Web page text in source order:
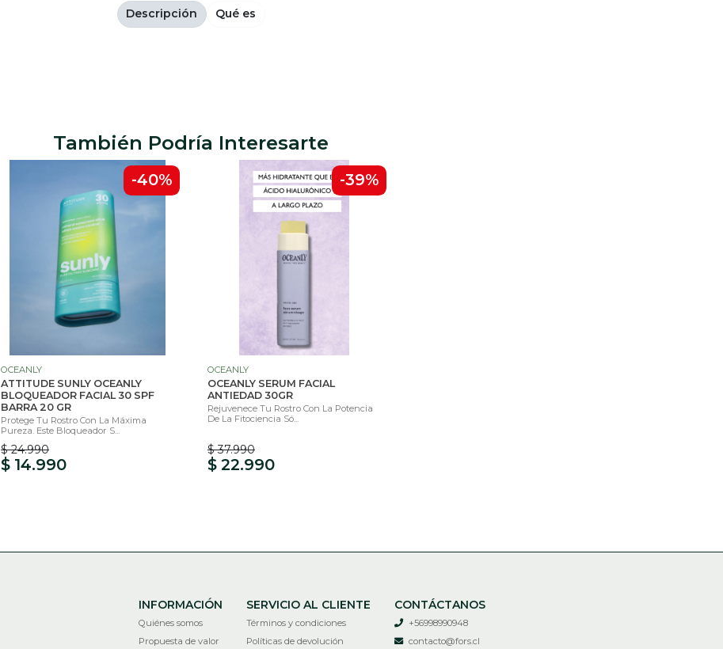
Descripción Qué es
También Podría Interesarte
-40%
OCEANLY
ATTITUDE SUNLY OCEANLY
BLOQUEADOR FACIAL 30 SPF
BARRA 20 GR
Protege Tu Rostro Con La Máxima
Pureza. Este Bloqueador S...
$ 24.990
$ 14.990
-39%
OCEANLY
OCEANLY SERUM FACIAL
ANTIEDAD 30GR
Rejuvenece Tu Rostro Con La Potencia
De La Fitociencia Só...
$ 37.990
$ 22.990
INFORMACIÓN
Quiénes somos
Propuesta de valor
SERVICIO AL CLIENTE
Términos y condiciones
Políticas de devolución
CONTÁCTANOS
+56998990948
contacto@fors.cl